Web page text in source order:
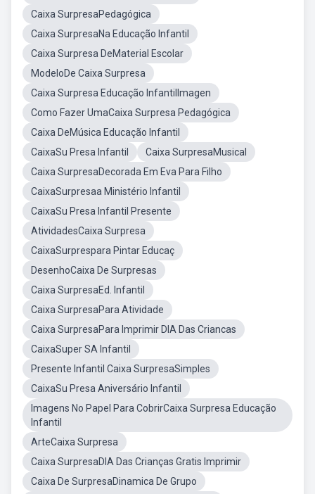
Caixa SurpresaPedagógica
Caixa SurpresaNa Educação Infantil
Caixa Surpresa DeMaterial Escolar
ModeloDe Caixa Surpresa
Caixa Surpresa Educação InfantilImagen
Como Fazer UmaCaixa Surpresa Pedagógica
Caixa DeMúsica Educação Infantil
CaixaSu Presa Infantil
Caixa SurpresaMusical
Caixa SurpresaDecorada Em Eva Para Filho
CaixaSurpresaa Ministério Infantil
CaixaSu Presa Infantil Presente
AtividadesCaixa Surpresa
CaixaSurprespara Pintar Educaç
DesenhoCaixa De Surpresas
Caixa SurpresaEd. Infantil
Caixa SurpresaPara Atividade
Caixa SurpresaPara Imprimir DIA Das Criancas
CaixaSuper SA Infantil
Presente Infantil Caixa SurpresaSimples
CaixaSu Presa Aniversário Infantil
Imagens No Papel Para CobrirCaixa Surpresa Educação
Infantil
ArteCaixa Surpresa
Caixa SurpresaDIA Das Crianças Gratis Imprimir
Caixa De SurpresaDinamica De Grupo